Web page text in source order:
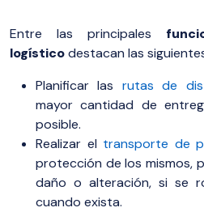
Entre las principales
logísticodestacan las
Planificar las rutas de
mayor cantidad de
posible.
Realizar el transporte de
protección de los mismos,
daño o alteración, si se
cuando exista.